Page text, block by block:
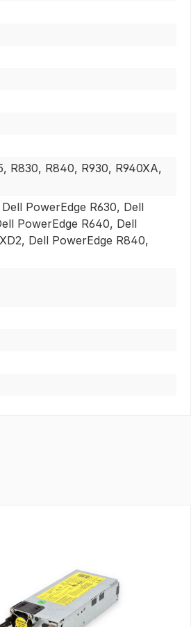
R830, R840, R930, R940XA,
PowerEdge R630, Dell
PowerEdge R640, Dell
Dell PowerEdge R840,